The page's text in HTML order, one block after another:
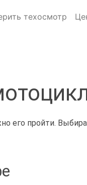
техосмотр
его пройти.